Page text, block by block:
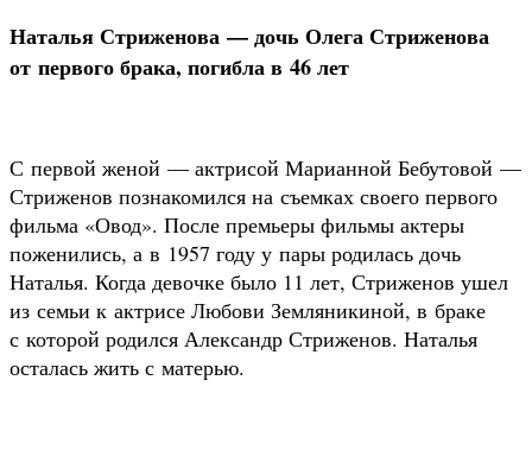
Наталья Стриженова — дочь Олега Стриженова
от первого брака, погибла в 46 лет
С первой женой — актрисой Марианной Бебутовой —
Стриженов познакомился на съемках своего первого
фильма «Овод». После премьеры фильмы актеры
поженились, а в 1957 году у пары родилась дочь
Наталья. Когда девочке было 11 лет, Стриженов ушел
из семьи к актрисе Любови Земляникиной, в браке
с которой родился Александр Стриженов. Наталья
осталась жить с матерью.